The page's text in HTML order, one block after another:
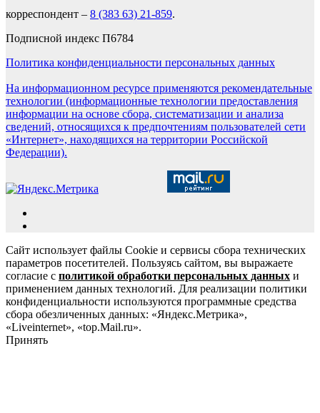
корреспондент – 8 (383 63) 21-859.
Подписной индекс П6784
Политика конфиденциальности персональных данных
На информационном ресурсе применяются рекомендательные
технологии (информационные технологии предоставления
информации на основе сбора, систематизации и анализа
сведений, относящихся к предпочтениям пользователей сети
«Интернет», находящихся на территории Российской
Федерации).
Сайт использует файлы Cookie и сервисы сбора технических
параметров посетителей. Пользуясь сайтом, вы выражаете
согласие с политикой обработки персональных данных и
применением данных технологий. Для реализации политики
конфиденциальности используются программные средства
сбора обезличенных данных: «Яндекс.Метрика»,
«Liveinternet», «top.Mail.ru».
Принять